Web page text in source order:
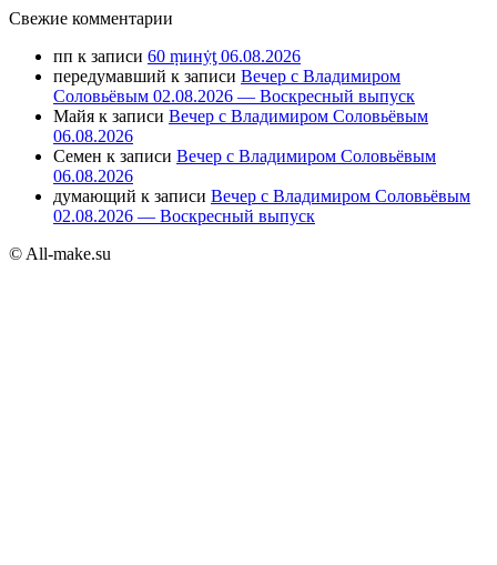
Свежие комментарии
пп к записи 60 ṃинẏƫ 06.08.2026
передумавший к записи Вечер с Владимиром
Соловьёвым 02.08.2026 — Воскресный выпуск
Майя к записи Вечер с Владимиром Соловьёвым
06.08.2026
Семен к записи Вечер с Владимиром Соловьёвым
06.08.2026
думающий к записи Вечер с Владимиром Соловьёвым
02.08.2026 — Воскресный выпуск
© All-make.su